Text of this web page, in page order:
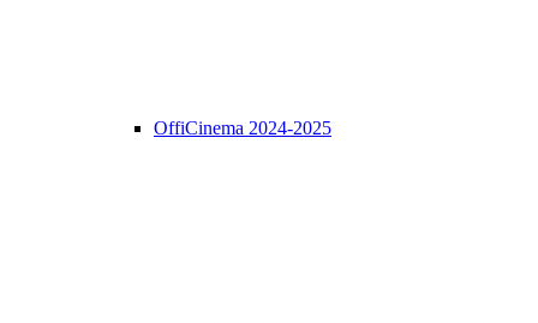
OffiCinema 2024-2025